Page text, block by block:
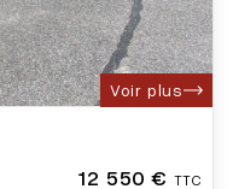
Voir plus
12 550 € TTC